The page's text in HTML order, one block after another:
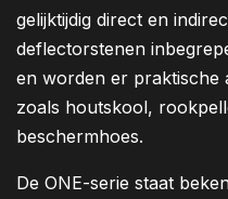
gelijktijdig direct en
deflectorstenen
en worden er praktische
zoals houtskool,
beschermhoes.
De ONE-serie staat